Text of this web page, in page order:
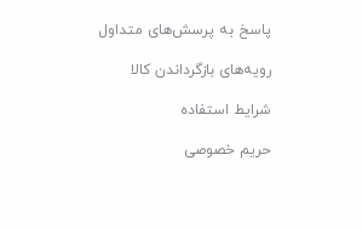
پاسخ به پرسش‌های متداول
رویه‌های بازگرداندن کالا
شرایط استفاده
حریم خصوصی